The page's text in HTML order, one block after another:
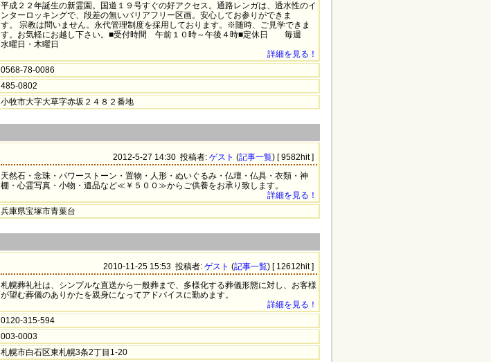
平成２２年誕生の新霊園。国道１９号すぐの好アクセス。通路レンガは、透水性のイ
ンターロッキングで、段差の無いバリアフリー区画。安心してお参りができま
す。 宗教は問いません。永代管理制度を採用しております。※随時、ご見学できま
す。お気軽にお越し下さい。■受付時間 午前１０時～午後４時■定休日 毎週
水曜日・木曜日
詳細を見る！
0568-78-0086
485-0802
小牧市大字大草字赤坂２４８２番地
2012-5-27 14:30 投稿者: ゲスト (記事一覧) [ 9582hit ]
天然石・念珠・パワーストーン・置物・人形・ぬいぐるみ・仏壇・仏具・衣類・神
棚・心霊写真・小物・遺品など≪￥５００≫からご供養をお承り致します。
詳細を見る！
兵庫県宝塚市青葉台
2010-11-25 15:53 投稿者: ゲスト (記事一覧) [ 12612hit ]
札幌葬礼社は、シンプルな直送から一般葬まで、多様化する葬儀形態に対し、お客様
が望む葬儀のありかたを親身になってアドバイスに勤めます。
詳細を見る！
0120-315-594
003-0003
札幌市白石区東札幌3条2丁目1-20